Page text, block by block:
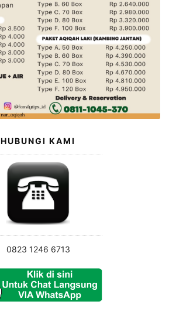
HUBUNGI KAMI
0823 1246 6713